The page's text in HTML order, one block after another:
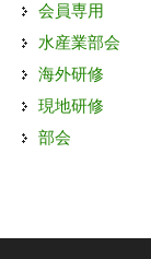
会員専用
水産業部会
海外研修
現地研修
部会